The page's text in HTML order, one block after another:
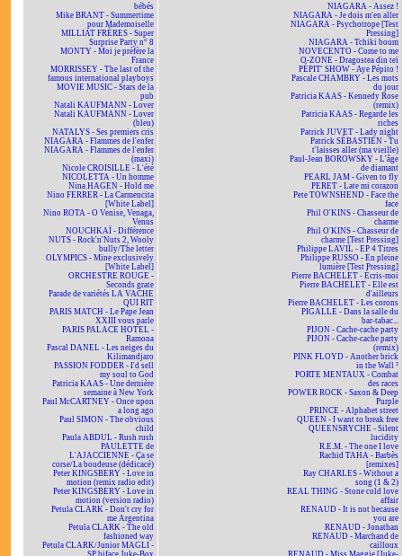
bébés
Mike BRANT - Summertime
pour Mademoiselle
MILLIAT FRÈRES - Super
Surprise Party n° 8
MONTY - Moi je préfère la
France
MORRISSEY - The last of the
famous international playboys
MOVIE MUSIC - Stars de la
pub
Natali KAUFMANN - Lover
Natali KAUFMANN - Lover
(bleu)
NATALYS - Ses premiers cris
NIAGARA - Flammes de l'enfer
NIAGARA - Flammes de l'enfer
(maxi)
Nicole CROISILLE - L'été
NICOLETTA - Un homme
Nina HAGEN - Hold me
Nino FERRER - La Carmencita
[White Label]
Nino ROTA - O Venise, Venaga,
Venus
NOUCHKAÏ - Différence
NUTS - Rock'n'Nuts 2, Wooly
bully/The letter
OLYMPICS - Mine exclusively
[White Label]
ORCHESTRE ROUGE -
Seconds grate
Parade de variétés LA VACHE
QUI RIT
PARIS MATCH - Le Pape Jean
XXIII vous parle
PARIS PALACE HOTEL -
Ramona
Pascal DANEL - Les neiges du
Kilimandjaro
PASSION FODDER - I'd sell
my soul to God
Patricia KAAS - Une dernière
semaine à New York
Paul McCARTNEY - Once upon
a long ago
Paul SIMON - The obvious
child
Paula ABDUL - Rush rush
PAULETTE de
L'AJACCIENNE - Ça se
corse/La boudeuse (dédicacé)
Peter KINGSBERY - Love in
motion (remix radio edit)
Peter KINGSBERY - Love in
motion (version radio)
Petula CLARK - Don't cry for
me Argentina
Petula CLARK - The old
fashioned way
Petula CLARK/Junior MAGLI -
SP biface Juke-Box
NIAGARA - Assez !
NIAGARA - Je dois m'en aller
NIAGARA - Psychotrope [Test
Pressing]
NIAGARA - Tchiki boum
NOVECENTO - Come to me
O-ZONE - Dragostea din teï
PÉPIT' SHOW - Aye Pépito !
Pascale CHAMBRY - Les mots
du jour
Patricia KAAS - Kennedy Rose
(remix)
Patricia KAAS - Regarde les
riches
Patrick JUVET - Lady night
Patrick SÉBASTIEN - Tu
t'laisses aller (ma vieille)
Paul-Jean BOROWSKY - L'âge
de diamant
PEARL JAM - Given to fly
PERET - Late mi corazon
Pete TOWNSHEND - Face the
face
Phil O'KINS - Chasseur de
charme
Phil O'KINS - Chasseur de
charme [Test Pressing]
Philippe LAVIL - EP 4 Titres
Philippe RUSSO - En pleine
lumière [Test Pressing]
Pierre BACHELET - Écris-moi
Pierre BACHELET - Elle est
d'ailleurs
Pierre BACHELET - Les corons
PIGALLE - Dans la salle du
bar-tabac...
PIJON - Cache-cache party
PIJON - Cache-cache party
(remix)
PINK FLOYD - Another brick
in the Wall ²
PORTE MENTAUX - Combat
des races
POWER ROCK - Saxon & Deep
Purple
PRINCE - Alphabet street
QUEEN - I want to break free
QUEENSRYCHE - Silent
lucidity
R.E.M. - The one I love
Rachid TAHA - Barbès
[remixes]
Ray CHARLES - Without a
song (1 & 2)
REAL THING - Stone cold love
affair
RENAUD - It is not because
you are
RENAUD - Jonathan
RENAUD - Marchand de
cailloux
RENAUD - Miss Maggie [Juke-